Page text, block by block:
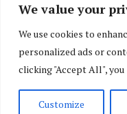
We value your
We use cookies to
personalized ads or
clicking "Accept All",
Customize
Koko | Política